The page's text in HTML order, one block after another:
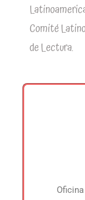
Comité
de Lectura.